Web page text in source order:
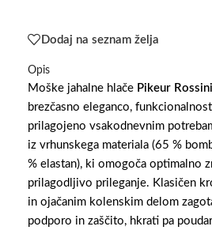
Dodaj na seznam želja
Opis
Moške jahalne hlače Pikeur Rossini
brezčasno eleganco,
prilagojeno vsakodnevnim
iz vrhunskega materiala (65 %
% elastan), ki omogoča optimalno
prilagodljivo prileganje. Klasičen
in ojačanim kolenskim delom
podporo in zaščito, hkrati pa